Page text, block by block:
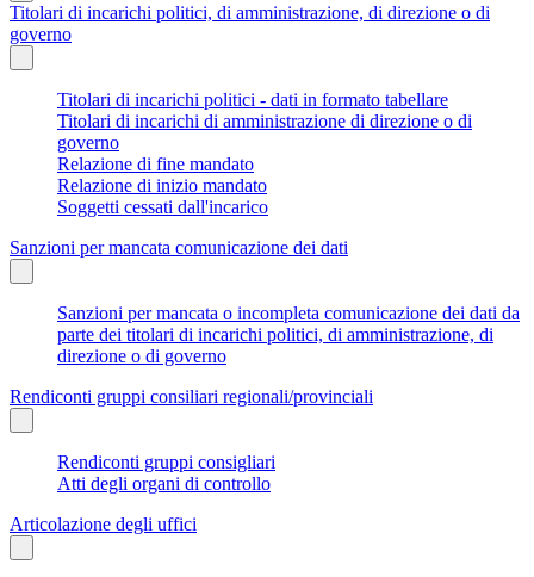
Titolari di incarichi politici, di amministrazione, di direzione o di
governo
Titolari di incarichi politici - dati in formato tabellare
Titolari di incarichi di amministrazione di direzione o di
governo
Relazione di fine mandato
Relazione di inizio mandato
Soggetti cessati dall'incarico
Sanzioni per mancata comunicazione dei dati
Sanzioni per mancata o incompleta comunicazione dei dati da
parte dei titolari di incarichi politici, di amministrazione, di
direzione o di governo
Rendiconti gruppi consiliari regionali/provinciali
Rendiconti gruppi consigliari
Atti degli organi di controllo
Articolazione degli uffici